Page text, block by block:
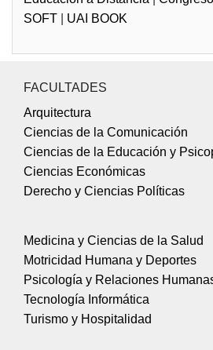
64° Jornada Federal de
Educativa
Facultad de Cs. de la Educación y
SOFT
UAI BOOK
FACULTADES
Arquitectura
Ciencias de la Comunicación
Ciencias de la Educación y
Ciencias Económicas
Derecho y Ciencias Políticas
Medicina y Ciencias de la Salud
Motricidad Humana y Deportes
Psicología y Relaciones
Tecnología Informática
Turismo y Hospitalidad